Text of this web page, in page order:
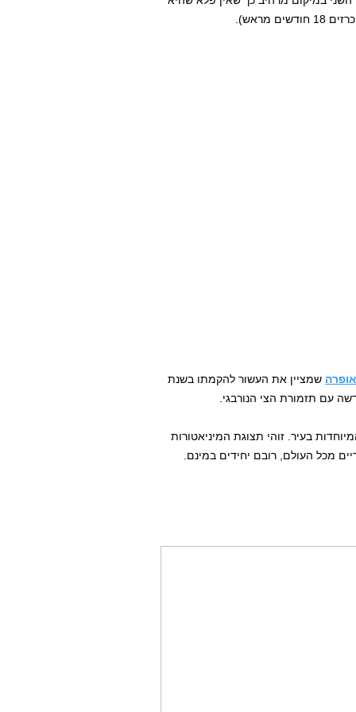
שמציין את העשור להקמתו בשנת
בעיר. זוהי תצוגת המיניאטורות